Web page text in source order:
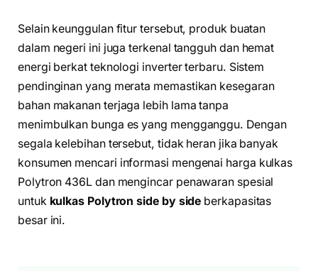
Selain keunggulan fitur tersebut, produk buatan
dalam negeri ini juga terkenal tangguh dan hemat
energi berkat teknologi inverter terbaru. Sistem
pendinginan yang merata memastikan kesegaran
bahan makanan terjaga lebih lama tanpa
menimbulkan bunga es yang mengganggu. Dengan
segala kelebihan tersebut, tidak heran jika banyak
konsumen mencari informasi mengenai harga kulkas
Polytron 436L dan mengincar penawaran spesial
untuk kulkas Polytron side by side berkapasitas
besar ini.